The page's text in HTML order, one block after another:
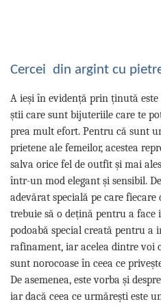
Cercei din argint cu
A ieși în evidență prin ținută
știi care sunt bijuteriile care te
prea mult efort. Pentru că sunt
prietene ale femeilor, acestea
salva orice fel de outfit și mai
într-un mod elegant și sensibil.
adevărat specială pe care
trebuie să o dețină pentru a face
podoabă special creată pentru a
rafinament, iar acelea dintre voi
sunt norocoase în ceea ce
De asemenea, este vorba și
iar dacă ceea ce urmărești este